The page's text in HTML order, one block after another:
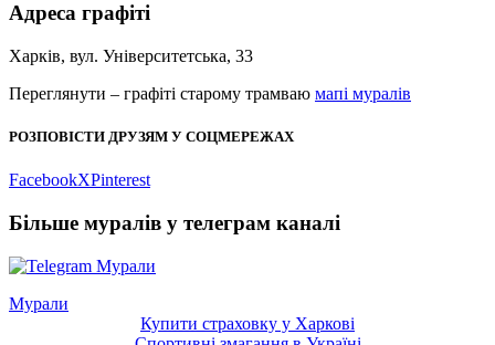
Адреса графіті
Харків, вул. Університетська, 33
Переглянути – графіті старому трамваю мапі муралів
РОЗПОВІСТИ ДРУЗЯМ У СОЦМЕРЕЖАХ
FacebookXPinterest
Більше муралів у телеграм каналі
Мурали
Купити страховку у Харкові